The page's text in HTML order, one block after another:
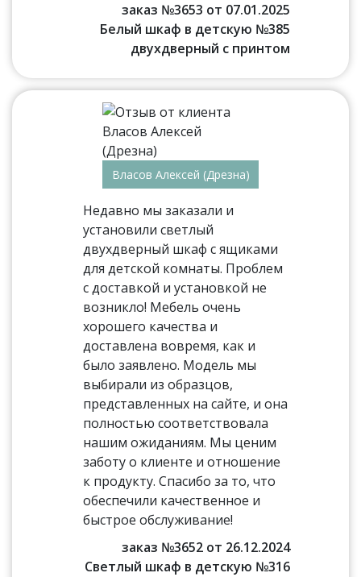
заказ №3653 от 07.01.2025
Белый шкаф в детскую №385
двухдверный с принтом
Власов Алексей (Дрезна)
Недавно мы заказали и
установили светлый
двухдверный шкаф с ящиками
для детской комнаты. Проблем
с доставкой и установкой не
возникло! Мебель очень
хорошего качества и
доставлена вовремя, как и
было заявлено. Модель мы
выбирали из образцов,
представленных на сайте, и она
полностью соответствовала
нашим ожиданиям. Мы ценим
заботу о клиенте и отношение
к продукту. Спасибо за то, что
обеспечили качественное и
быстрое обслуживание!
заказ №3652 от 26.12.2024
Светлый шкаф в детскую №316